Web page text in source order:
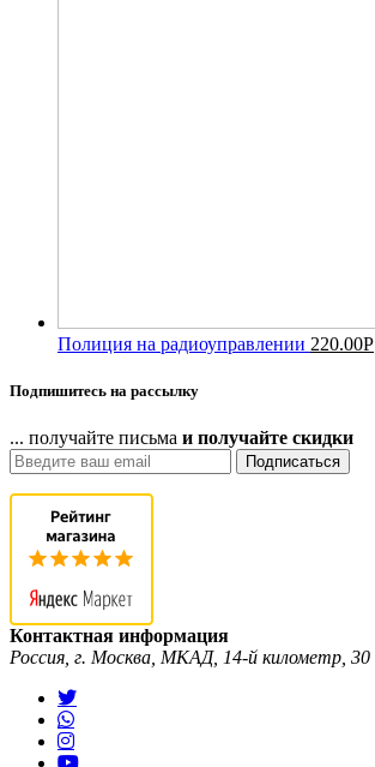
Полиция на радиоуправлении 220.00Р
Подпишитесь на рассылку
... получайте письма и получайте скидки
Подписаться
Контактная информация
Россия, г. Москва, МКАД, 14-й километр, 30